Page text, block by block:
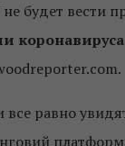
не будет вести
коронавируса
все равно